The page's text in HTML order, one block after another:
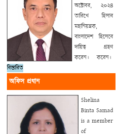
অক্টোবর, ২০২৪
তারিখে হিসাব
মহানিয়ন্ত্রক,
বাংলাদেশ হিসেবে
দায়িত্ব গ্রহণ
করেন। করেন।
বিস্তারিত
অফিস প্রধান
Shelina
Binta Samad
is a member
of